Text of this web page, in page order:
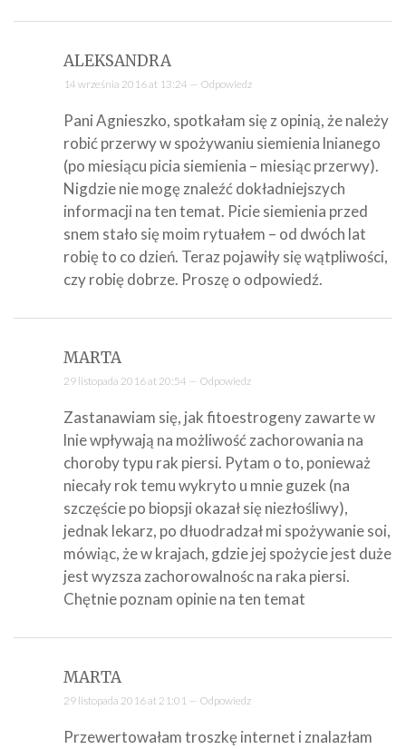
ALEKSANDRA
14 września 2016 at 13:24 — Odpowiedz
Pani Agnieszko, spotkałam się z opinią, że należy
robić przerwy w spożywaniu siemienia lnianego
(po miesiącu picia siemienia – miesiąc przerwy).
Nigdzie nie mogę znaleźć dokładniejszych
informacji na ten temat. Picie siemienia przed
snem stało się moim rytuałem – od dwóch lat
robię to co dzień. Teraz pojawiły się wątpliwości,
czy robię dobrze. Proszę o odpowiedź.
MARTA
29 listopada 2016 at 20:54 — Odpowiedz
Zastanawiam się, jak fitoestrogeny zawarte w
lnie wpływają na możliwość zachorowania na
choroby typu rak piersi. Pytam o to, ponieważ
niecały rok temu wykryto u mnie guzek (na
szczęście po biopsji okazał się niezłośliwy),
jednak lekarz, po dłuodradzał mi spożywanie soi,
mówiąc, że w krajach, gdzie jej spożycie jest duże
jest wyzsza zachorowalnośc na raka piersi.
Chętnie poznam opinie na ten temat
MARTA
29 listopada 2016 at 21:01 — Odpowiedz
Przewertowałam troszkę internet i znalazłam